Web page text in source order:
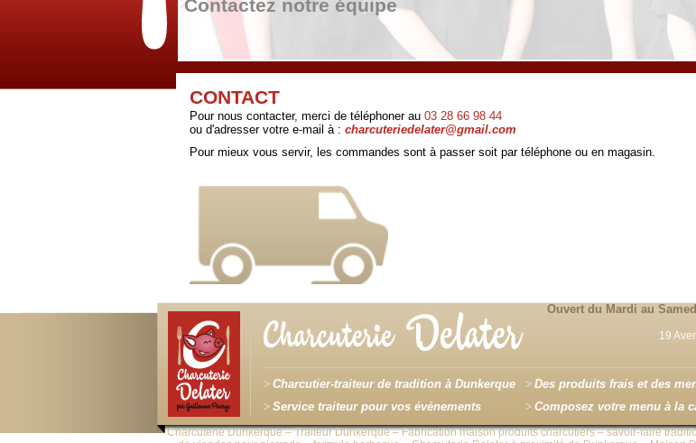
Contactez notre équipe
CONTACT
Pour nous contacter, merci de téléphoner au03 28 66 98 44
ou d'adresser votre e-mail à : charcuteriedelater@gmail.com
Pour mieux vous servir, les commandes sont à passer soit par téléphone ou en magasin.
Ouvert du Mardi au
19
Charcutier-traiteur de tradition à Dunkerque
Des produits frais et des
Service traiteur pour vos événements
Composez votre menu à la
Charcuterie Dunkerque – Traiteur Dunkerque – Fabrication maison produits charcutiers – savoir-faire